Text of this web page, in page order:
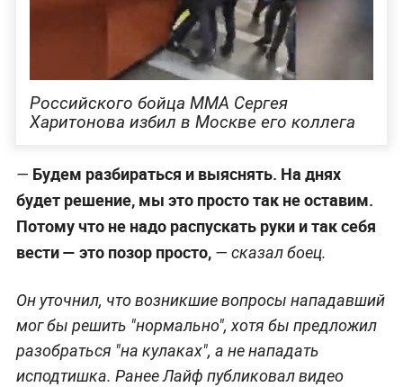
Российского бойца ММА Сергея
Харитонова избил в Москве его коллега
— Будем разбираться и выяснять. На днях
будет решение, мы это просто так не оставим.
Потому что не надо распускать руки и так себя
вести — это позор просто,— сказал боец.
Он уточнил, что возникшие вопросы нападавший
мог бы решить "нормально", хотя бы предложил
разобраться "на кулаках", а не нападать
исподтишка. Ранее Лайф публиковал видео